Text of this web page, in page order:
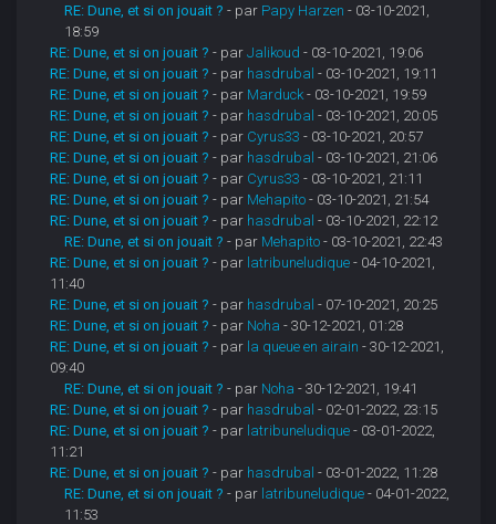
RE: Dune, et si on jouait ? - par Papy Harzen - 03-10-2021,
18:59
RE: Dune, et si on jouait ? - parJalikoud - 03-10-2021, 19:06
RE: Dune, et si on jouait ? - par hasdrubal - 03-10-2021, 19:11
RE: Dune, et si on jouait ? - par Marduck - 03-10-2021, 19:59
RE: Dune, et si on jouait ? - par hasdrubal - 03-10-2021, 20:05
RE: Dune, et si on jouait ? - par Cyrus33 - 03-10-2021, 20:57
RE: Dune, et si on jouait ? - par hasdrubal - 03-10-2021, 21:06
RE: Dune, et si on jouait ? - par Cyrus33 - 03-10-2021, 21:11
RE: Dune, et si on jouait ? - par Mehapito - 03-10-2021, 21:54
RE: Dune, et si on jouait ? - par hasdrubal - 03-10-2021, 22:12
RE: Dune, et si on jouait ? - par Mehapito - 03-10-2021, 22:43
RE: Dune, et si on jouait ? - par latribuneludique - 04-10-2021,
11:40
RE: Dune, et si on jouait ? - par hasdrubal - 07-10-2021, 20:25
RE: Dune, et si on jouait ? - par Noha - 30-12-2021, 01:28
RE: Dune, et si on jouait ? - par la queue en airain - 30-12-2021,
09:40
RE: Dune, et si on jouait ? - par Noha - 30-12-2021, 19:41
RE: Dune, et si on jouait ? - par hasdrubal - 02-01-2022, 23:15
RE: Dune, et si on jouait ? - par latribuneludique - 03-01-2022,
11:21
RE: Dune, et si on jouait ? - par hasdrubal - 03-01-2022, 11:28
RE: Dune, et si on jouait ? - par latribuneludique - 04-01-2022,
11:53